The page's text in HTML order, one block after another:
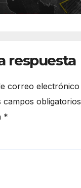
Sonora
de
respuesta
correo
campos
*